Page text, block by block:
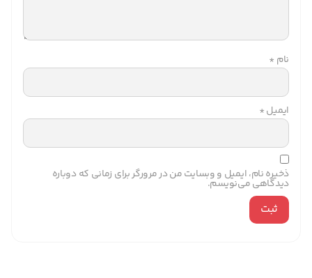
نام *
ایمیل*
ذخیره نام، ایمیل و وبسایت من در مرورگر برای زمانی که دوباره
دیدگاهی می‌نویسم.